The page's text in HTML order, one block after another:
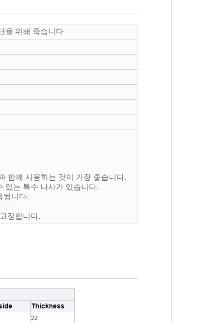
을 위해 죽습니다
함께 사용하는 것이 가장 좋습니다.
있는 특수 나사가 있습니다.
됩니다.
정합니다.